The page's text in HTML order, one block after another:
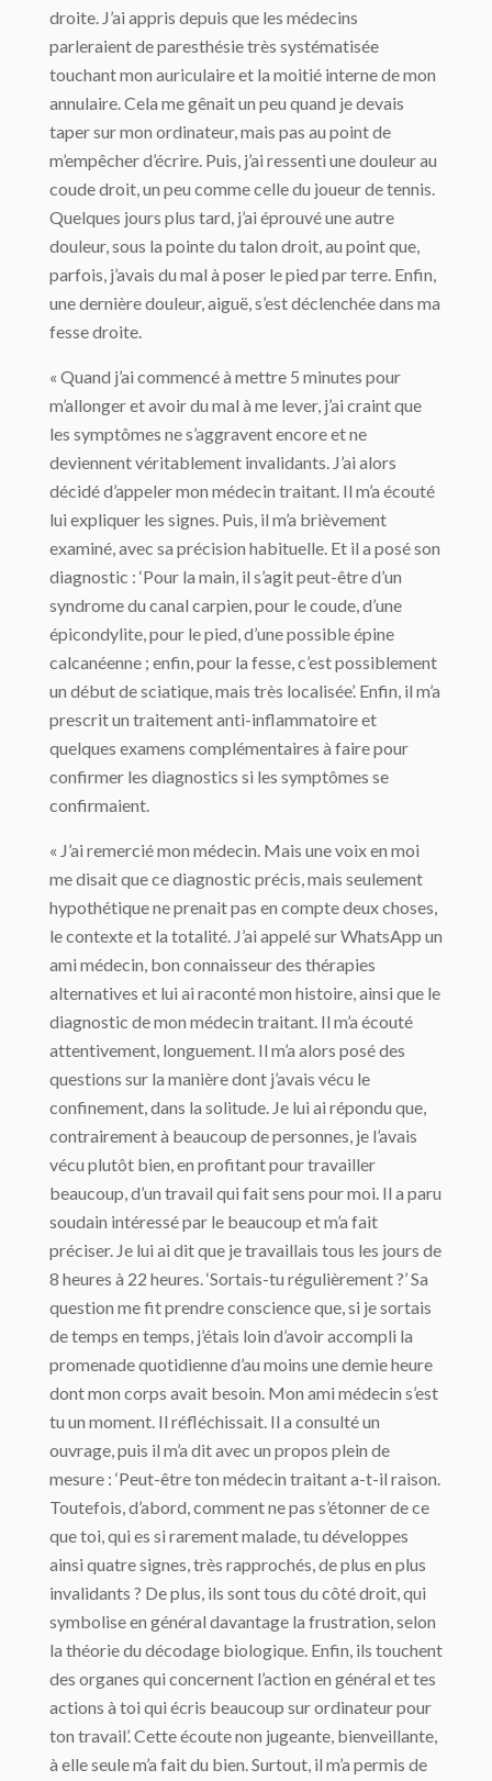
droite. J’ai appris depuis que les médecins
parleraient de paresthésie très systématisée
touchant mon auriculaire et la moitié interne de mon
annulaire. Cela me gênait un peu quand je devais
taper sur mon ordinateur, mais pas au point de
m’empêcher d’écrire. Puis, j’ai ressenti une douleur au
coude droit, un peu comme celle du joueur de tennis.
Quelques jours plus tard, j’ai éprouvé une autre
douleur, sous la pointe du talon droit, au point que,
parfois, j’avais du mal à poser le pied par terre. Enfin,
une dernière douleur, aiguë, s’est déclenchée dans ma
fesse droite.
« Quand j’ai commencé à mettre 5 minutes pour
m’allonger et avoir du mal à me lever, j’ai craint que
les symptômes ne s’aggravent encore et ne
deviennent véritablement invalidants. J’ai alors
décidé d’appeler mon médecin traitant. Il m’a écouté
lui expliquer les signes. Puis, il m’a brièvement
examiné, avec sa précision habituelle. Et il a posé son
diagnostic : ‘Pour la main, il s’agit peut-être d’un
syndrome du canal carpien, pour le coude, d’une
épicondylite, pour le pied, d’une possible épine
calcanéenne ; enfin, pour la fesse, c’est possiblement
un début de sciatique, mais très localisée’. Enfin, il m’a
prescrit un traitement anti-inflammatoire et
quelques examens complémentaires à faire pour
confirmer les diagnostics si les symptômes se
confirmaient.
« J’ai remercié mon médecin. Mais une voix en moi
me disait que ce diagnostic précis, mais seulement
hypothétique ne prenait pas en compte deux choses,
le contexte et la totalité. J’ai appelé sur WhatsApp un
ami médecin, bon connaisseur des thérapies
alternatives et lui ai raconté mon histoire, ainsi que le
diagnostic de mon médecin traitant. Il m’a écouté
attentivement, longuement. Il m’a alors posé des
questions sur la manière dont j’avais vécu le
confinement, dans la solitude. Je lui ai répondu que,
contrairement à beaucoup de personnes, je l’avais
vécu plutôt bien, en profitant pour travailler
beaucoup, d’un travail qui fait sens pour moi. Il a paru
soudain intéressé par le beaucoup et m’a fait
préciser. Je lui ai dit que je travaillais tous les jours de
8 heures à 22 heures. ‘Sortais-tu régulièrement ?’ Sa
question me fit prendre conscience que, si je sortais
de temps en temps, j’étais loin d’avoir accompli la
promenade quotidienne d’au moins une demie heure
dont mon corps avait besoin. Mon ami médecin s’est
tu un moment. Il réfléchissait. Il a consulté un
ouvrage, puis il m’a dit avec un propos plein de
mesure : ‘Peut-être ton médecin traitant a-t-il raison.
Toutefois, d’abord, comment ne pas s’étonner de ce
que toi, qui es si rarement malade, tu développes
ainsi quatre signes, très rapprochés, de plus en plus
invalidants ? De plus, ils sont tous du côté droit, qui
symbolise en général davantage la frustration, selon
la théorie du décodage biologique. Enfin, ils touchent
des organes qui concernent l’action en général et tes
actions à toi qui écris beaucoup sur ordinateur pour
ton travail’. Cette écoute non jugeante, bienveillante,
à elle seule m’a fait du bien. Surtout, il m’a permis de